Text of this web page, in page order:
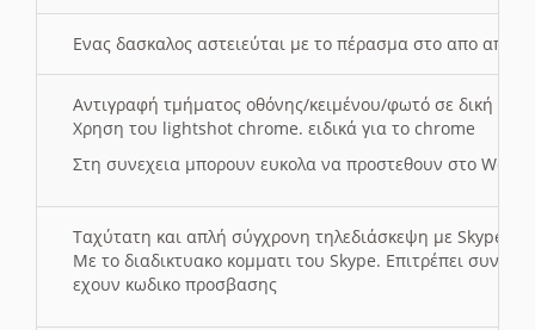
Ενας δασκαλος αστειεύται με το πέρασμα στο απο
Αντιγραφή τμήματος οθόνης/κειμένου/φωτό σε δική
Χρηση του lightshot chrome. ειδικά για το chrome
Στη συνεχεια μπορουν ευκολα να προστεθουν στο Word
Ταχύτατη και απλή σύγχρονη τηλεδιάσκεψη με Skype
Με το διαδικτυακο κομματι του Skype. Επιτρέπει
εχουν κωδικο προσβασης